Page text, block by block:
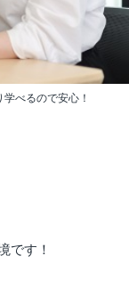
べるので安心！
です！